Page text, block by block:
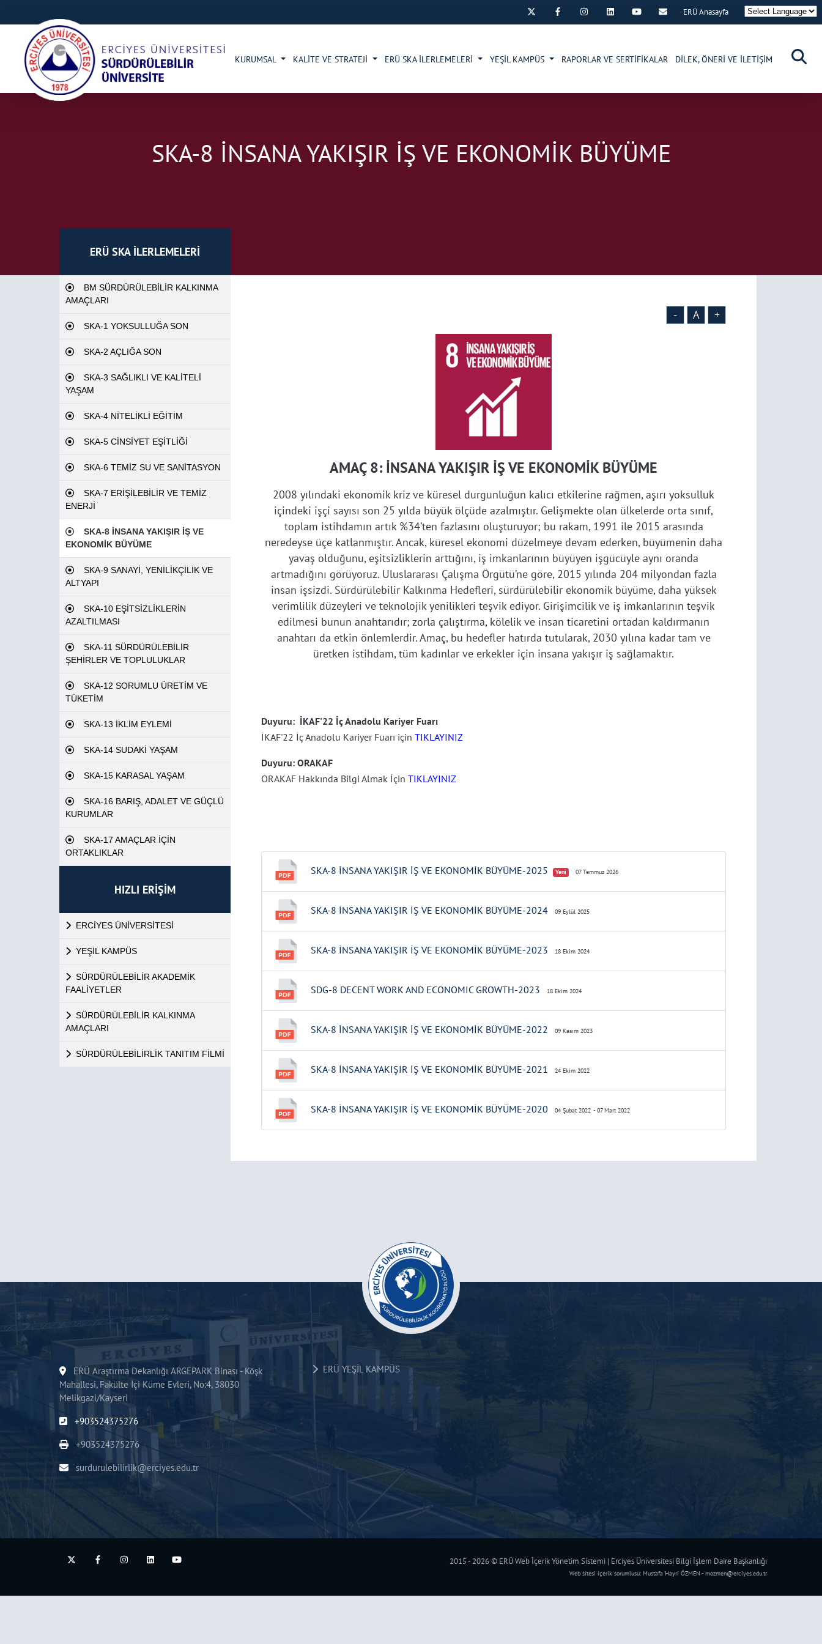
ERÜ Anasayfa
KURUMSAL KALİTE VE STRATEJİ ERÜ SKA İLERLEMELERİ YEŞİL KAMPÜS RAPORLAR VE SERTİFİKALAR DİLEK, ÖNERİ VE İLETİŞİM
SKA-8 İNSANA YAKIŞIR İŞ VE EKONOMİK BÜYÜME
ERÜ SKA İLERLEMELERİ
BM SÜRDÜRÜLEBİLİR KALKINMA
AMAÇLARI
SKA-1 YOKSULLUĞA SON
SKA-2 AÇLIĞA SON
SKA-3 SAĞLIKLI VE KALİTELİ
YAŞAM
SKA-4 NİTELİKLİ EĞİTİM
SKA-5 CİNSİYET EŞİTLİĞİ
SKA-6 TEMİZ SU VE SANİTASYON
SKA-7 ERİŞİLEBİLİR VE TEMİZ
ENERJİ
SKA-8 İNSANA YAKIŞIR İŞ VE
EKONOMİK BÜYÜME
SKA-9 SANAYİ, YENİLİKÇİLİK VE
ALTYAPI
SKA-10 EŞİTSİZLİKLERİN
AZALTILMASI
SKA-11 SÜRDÜRÜLEBİLİR
ŞEHİRLER VE TOPLULUKLAR
SKA-12 SORUMLU ÜRETİM VE
TÜKETİM
SKA-13 İKLİM EYLEMİ
SKA-14 SUDAKİ YAŞAM
SKA-15 KARASAL YAŞAM
SKA-16 BARIŞ, ADALET VE GÜÇLÜ
KURUMLAR
SKA-17 AMAÇLAR İÇİN
ORTAKLIKLAR
HIZLI ERİŞİM
ERCİYES ÜNİVERSİTESİ
YEŞİL KAMPÜS
SÜRDÜRÜLEBİLİR AKADEMİK
FAALİYETLER
SÜRDÜRÜLEBİLİR KALKINMA
AMAÇLARI
SÜRDÜRÜLEBİLİRLİK TANITIM FİLMİ
- A +
AMAÇ 8: İNSANA YAKIŞIR İŞ VE EKONOMİK BÜYÜME
2008 yılındaki ekonomik kriz ve küresel durgunluğun kalıcı etkilerine rağmen, aşırı yoksulluk
içindeki işçi sayısı son 25 yılda büyük ölçüde azalmıştır. Gelişmekte olan ülkelerde orta sınıf,
toplam istihdamın artık %34’ten fazlasını oluşturuyor; bu rakam, 1991 ile 2015 arasında
neredeyse üçe katlanmıştır. Ancak, küresel ekonomi düzelmeye devam ederken, büyümenin daha
yavaş olduğunu, eşitsizliklerin arttığını, iş imkanlarının büyüyen işgücüyle aynı oranda
artmadığını görüyoruz. Uluslararası Çalışma Örgütü’ne göre, 2015 yılında 204 milyondan fazla
insan işsizdi. Sürdürülebilir Kalkınma Hedefleri, sürdürülebilir ekonomik büyüme, daha yüksek
verimlilik düzeyleri ve teknolojik yenilikleri teşvik ediyor. Girişimcilik ve iş imkanlarının teşvik
edilmesi bunun anahtarıdır; zorla çalıştırma, kölelik ve insan ticaretini ortadan kaldırmanın
anahtarı da etkin önlemlerdir. Amaç, bu hedefler hatırda tutularak, 2030 yılına kadar tam ve
üretken istihdam, tüm kadınlar ve erkekler için insana yakışır iş sağlamaktır.
Duyuru: İKAF'22 İç Anadolu Kariyer Fuarı
İKAF'22 İç Anadolu Kariyer Fuarı için TIKLAYINIZ
Duyuru: ORAKAF
ORAKAF Hakkında Bilgi Almak İçin TIKLAYINIZ
SKA-8 İNSANA YAKIŞIR İŞ VE EKONOMİK BÜYÜME-2025 Yeni 07 Temmuz 2026
SKA-8 İNSANA YAKIŞIR İŞ VE EKONOMİK BÜYÜME-2024 09 Eylül 2025
SKA-8 İNSANA YAKIŞIR İŞ VE EKONOMİK BÜYÜME-2023 18 Ekim 2024
SDG-8 DECENT WORK AND ECONOMIC GROWTH-2023 18 Ekim 2024
SKA-8 İNSANA YAKIŞIR İŞ VE EKONOMİK BÜYÜME-2022 09 Kasım 2023
SKA-8 İNSANA YAKIŞIR İŞ VE EKONOMİK BÜYÜME-2021 24 Ekim 2022
SKA-8 İNSANA YAKIŞIR İŞ VE EKONOMİK BÜYÜME-2020 04 Şubat 2022 - 07 Mart 2022
ERÜ Araştırma Dekanlığı ARGEPARK Binası - Köşk
Mahallesi, Fakülte İçi Küme Evleri, No:4, 38030
Melikgazi/Kayseri
+903524375276
+903524375276
surdurulebilirlik@erciyes.edu.tr
ERÜ YEŞİL KAMPÜS
2015 - 2026 © ERÜ Web İçerik Yönetim Sistemi | Erciyes Üniversitesi Bilgi İşlem Daire Başkanlığı
Web sitesi içerik sorumlusu: Mustafa Hayri ÖZMEN - mozmen@erciyes.edu.tr